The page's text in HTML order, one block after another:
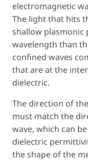
electromagnetic
The light that hits
shallow plasmonic
wavelength than
confined waves
that are at the
dielectric.
The direction of
must match the
wave, which can
dielectric
the shape of the